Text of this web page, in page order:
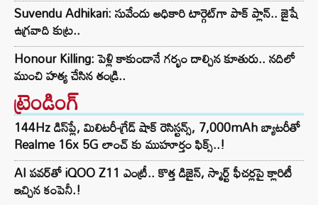
Suvendu Adhikari: సువేందు అధికారి టార్గెట్‌గా పాక్ ప్లాన్.. జైషే
ఉగ్రవాది కుట్ర..
Honour Killing: పెళ్లి కాకుండానే గర్భం దాల్చిన కూతురు.. నదిలో
ముంచి హత్య చేసిన తండ్రి..
ట్రెండింగ్‌
144Hz డిస్‌ప్లే, మిలిటరీ-గ్రేడ్ షాక్ రెసిస్టన్స్, 7,000mAh బ్యాటరీతో
Realme 16x 5G లాంచ్ కు ముహూర్తం ఫిక్స్..!
AI పవర్‌తో iQOO Z11 ఎంట్రీ.. కొత్త డిజైన్, స్మార్ట్ ఫీచర్లపై క్లారిటీ
ఇచ్చిన కంపెనీ.!